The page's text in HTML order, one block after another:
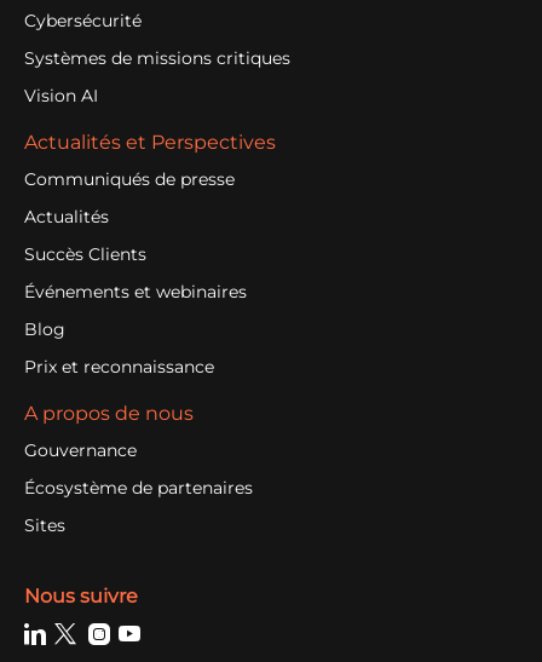
Cybersécurité
Systèmes de missions critiques
Vision AI
Actualités et Perspectives
Communiqués de presse
Actualités
Succès Clients
Événements et webinaires
Blog
Prix et reconnaissance
A propos de nous
Gouvernance
Écosystème de partenaires
Sites
Nous suivre